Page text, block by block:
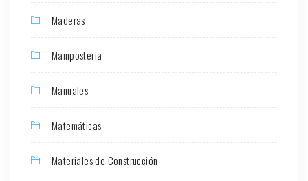
Maderas
Mamposteria
Manuales
Matemáticas
Materiales de Construcción